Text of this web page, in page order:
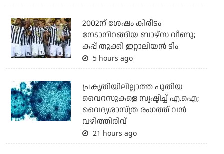
2002ന് ശേഷം കിരീടം
നേടാനിറങ്ങിയ ബാഴ്സ വീണു;
കപ്പ് തൂക്കി ഇറ്റാലിയൻ ടീം
5 hours ago
പ്രകൃതിയിലില്ലാത്ത പുതിയ
വൈറസുകളെ സൃഷ്ടിച്ച് എ.ഐ;
വൈദ്യശാസ്ത്ര രംഗത്ത് വന്‍
വഴിത്തിരിവ്
21 hours ago